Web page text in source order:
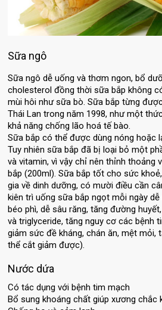
Sữa ngô
Sữa ngô dễ uống và thơm ngon, bổ
cholesterol đồng thời sữa bắp không
mùi hôi như sữa bò. Sữa bắp từng
Thái Lan trong năm 1998, như một
khả năng chống lão hoá tế bào.
Sữa bắp có thể được dùng nóng hoặc
Tuy nhiên sữa bắp đã bị loại bỏ một
và vitamin, vì vậy chỉ nên thỉnh thoảng
bắp (200ml). Sữa bắp tốt cho sức
gia về dinh dưỡng, có mười điều cần
kiên trì uống sữa bắp ngọt mỗi ngày
béo phì, dễ sâu răng, tăng đường
và triglyceride, tăng nguy cơ các bệnh
giảm sức đề kháng, chán ăn, mệt mỏi,
thể cắt giảm được).
Nước dứa
Có tác dụng với bệnh tim mạch
Bổ sung khoáng chất giúp xương chắc